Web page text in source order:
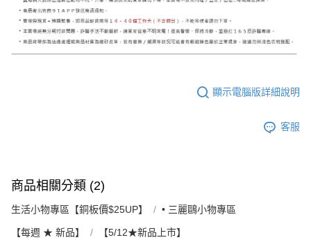
顯示電腦版詳細說明
客服
商品相關分類 (2)
生活小物專區【銅板價$25UP】 • 三麗鷗小物專區
【每週 ★ 新品】 【5/12★新品上市】